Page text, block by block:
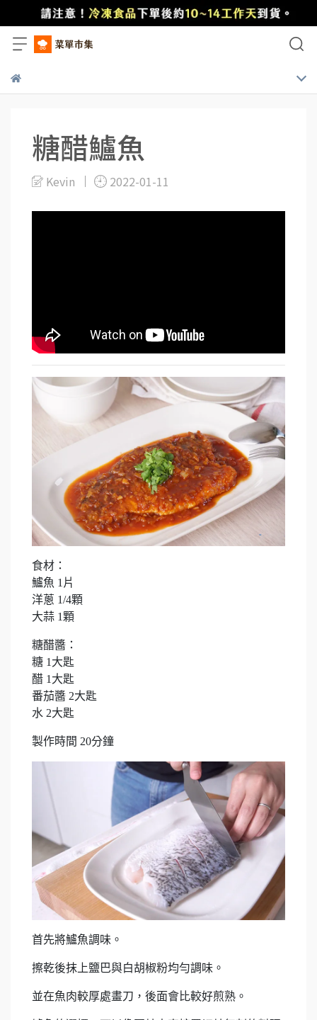
糖醋鱸魚
Kevin 2022-01-11
食材：
鱸魚 1片
洋蔥 1/4顆
大蒜 1顆
糖醋醬：
糖 1大匙
醋 1大匙
番茄醬 2大匙
水 2大匙
製作時間 20分鐘
首先將鱸魚調味。
擦乾後抹上鹽巴與白胡椒粉均勻調味。
並在魚肉較厚處畫刀，後面會比較好煎熟。